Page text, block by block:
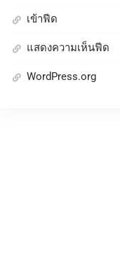
เข้าฟีด
แสดงความเห็นฟีด
WordPress.org